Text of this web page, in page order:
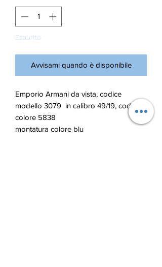
Esaurito
Avvisami quando è disponibile
Emporio Armani da vista, codice
modello 3079 in calibro 49/19, codice
colore 5838
montatura colore blu